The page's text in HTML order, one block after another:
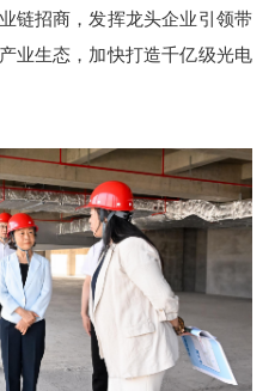
链招商，发挥龙头企业引领带
业生态，加快打造千亿级光电